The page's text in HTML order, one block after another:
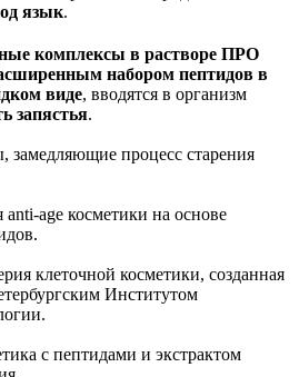
язык.
комплексы в растворе ПРО
набором пептидов в
виде, вводятся в организм
запястья.
замедляющие процесс старения
age косметики на основе
клеточной косметики, созданная
Институтом
с пептидами и экстрактом